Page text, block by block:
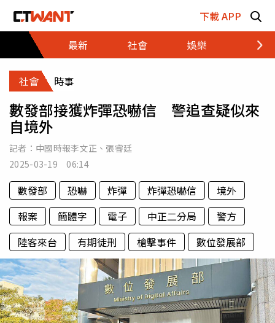
下載 APP
最新
社會 娛樂 財經
社會 時事
數發部接獲炸彈恐嚇信 警追查疑似來
自境外
記者： 中國時報李文正 、 張睿廷
2025-03-19 06:14
數發部 恐嚇 炸彈 炸彈恐嚇信
境外
報案
簡體字 電子 中正二分局
警方
陸客來台
有期徒刑 槍擊事件 數位發展部